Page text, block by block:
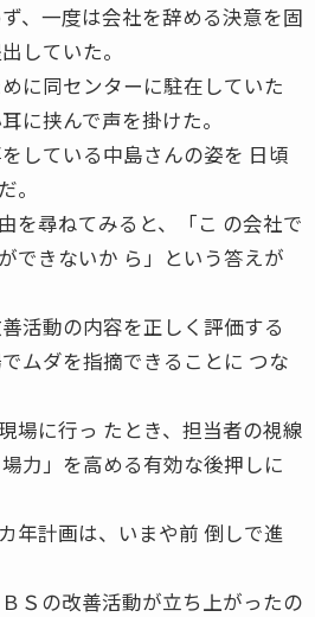
、一度は会社を辞める決意を固
していた。
に同センターに駐在していた
に挟んで声を掛けた。
している中島さんの姿を 日頃
。
を尋ねてみると、「こ の会社で
できないか ら」という答えが
活動の内容を正しく評価する
ムダを指摘できることに つな
場に行っ たとき、担当者の視線
力」を高める有効な後押しに
年計画は、いまや前 倒しで進
Ｓの改善活動が立ち上がったの